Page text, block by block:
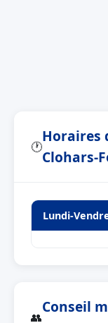
🕐
Horaires
Clohars-
Lundi-
👥
Conseil